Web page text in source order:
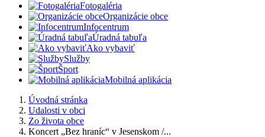
Fotogaléria
Organizácie obce
Infocentrum
Úradná tabuľa
Ako vybaviť
Služby
Šport
Mobilná aplikácia
Úvodná stránka
Udalosti v obci
Zo života obce
Koncert „Bez hraníc“ v Jesenskom /...